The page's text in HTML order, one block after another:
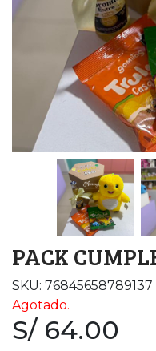
PACK
SKU: 76845658789137
Agotado.
S/ 64.00